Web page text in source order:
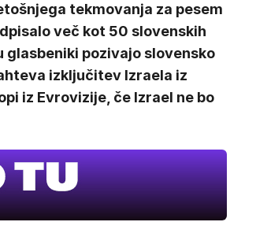
tekmovanja za pesem
več kot 50 slovenskih
glasbeniki pozivajo slovensko
izključitev Izraela iz
iz Evrovizije, če Izrael ne bo